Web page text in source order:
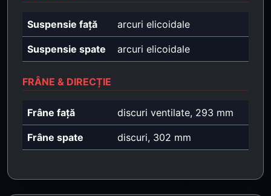
Suspensie față arcuri elicoidale
Suspensie spate arcuri elicoidale
FRÂNE & DIRECȚIE
Frâne față discuri ventilate, 293 mm
Frâne spate discuri, 302 mm